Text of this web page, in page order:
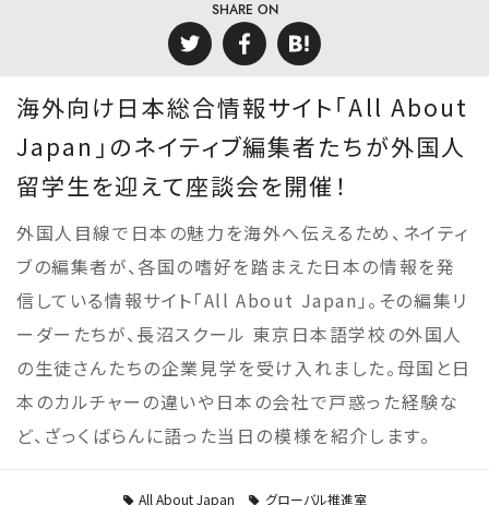
SHARE ON
海外向け日本総合情報サイト「All About
Japan」のネイティブ編集者たちが外国人
留学生を迎えて座談会を開催！
外国人目線で日本の魅力を海外へ伝えるため、ネイティ
ブの編集者が、各国の嗜好を踏まえた日本の情報を発
信している情報サイト「All About Japan」。その編集リ
ーダーたちが、長沼スクール 東京日本語学校の外国人
の生徒さんたちの企業見学を受け入れました。母国と日
本のカルチャーの違いや日本の会社で戸惑った経験な
ど、ざっくばらんに語った当日の模様を紹介します。
All About Japan グローバル推進室